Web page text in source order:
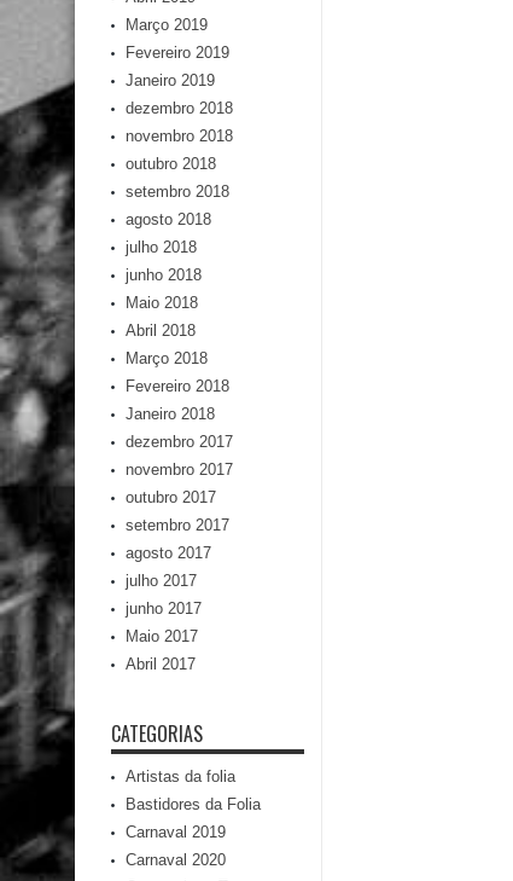
Março 2019
Fevereiro 2019
Janeiro 2019
dezembro 2018
novembro 2018
outubro 2018
setembro 2018
agosto 2018
julho 2018
junho 2018
Maio 2018
Abril 2018
Março 2018
Fevereiro 2018
Janeiro 2018
dezembro 2017
novembro 2017
outubro 2017
setembro 2017
agosto 2017
julho 2017
junho 2017
Maio 2017
Abril 2017
CATEGORIAS
Artistas da folia
Bastidores da Folia
Carnaval 2019
Carnaval 2020